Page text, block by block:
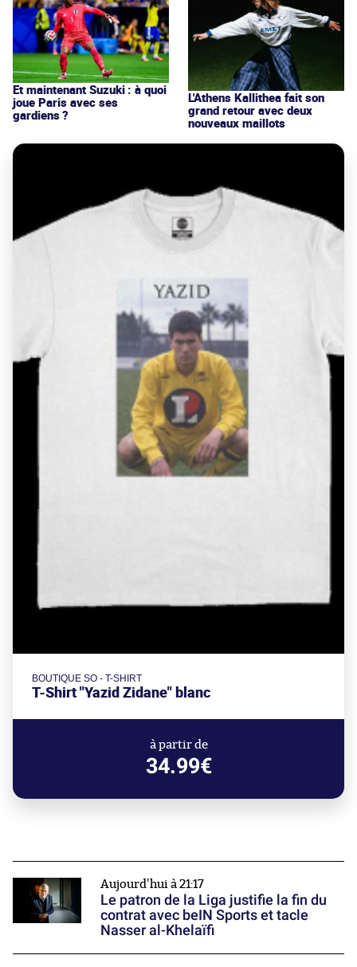
Et maintenant Suzuki : à quoi
joue Paris avec ses
gardiens ?
L'Athens Kallithea fait son
grand retour avec deux
nouveaux maillots
BOUTIQUE SO - T-SHIRT
T-Shirt "Yazid Zidane" blanc
à partir de
34.99€
Aujourd'hui à 21:17
Le patron de la Liga justifie la fin du
contrat avec beIN Sports et tacle
Nasser al-Khelaïfi